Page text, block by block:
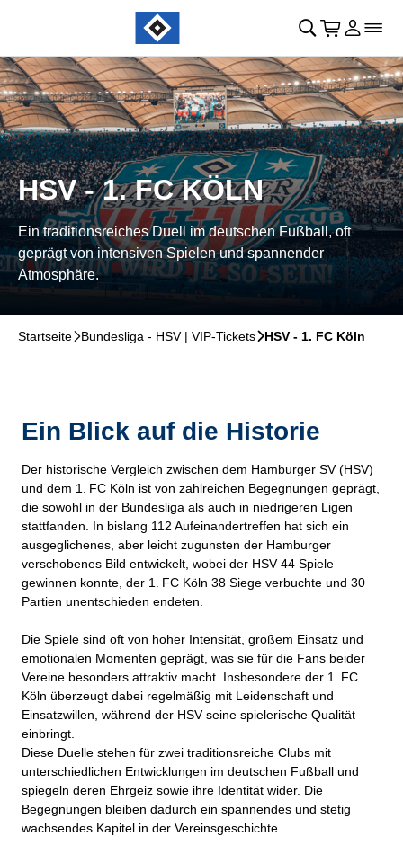
􀊫 􀍩 Login
􀉩􀌇
HSV - 1. FC KÖLN
Ein traditionsreiches Duell im deutschen Fußball, oft
geprägt von intensiven Spielen und spannender
Atmosphäre.
Startseite􀆊Bundesliga - HSV | VIP-Tickets􀆊HSV - 1. FC Köln
Ein Blick auf die Historie
Der historische Vergleich zwischen dem Hamburger SV (HSV)
und dem 1. FC Köln ist von zahlreichen Begegnungen geprägt,
die sowohl in der Bundesliga als auch in niedrigeren Ligen
stattfanden. In bislang 112 Aufeinandertreffen hat sich ein
ausgeglichenes, aber leicht zugunsten der Hamburger
verschobenes Bild entwickelt, wobei der HSV 44 Spiele
gewinnen konnte, der 1. FC Köln 38 Siege verbuchte und 30
Partien unentschieden endeten.
Die Spiele sind oft von hoher Intensität, großem Einsatz und
emotionalen Momenten geprägt, was sie für die Fans beider
Vereine besonders attraktiv macht. Insbesondere der 1. FC
Köln überzeugt dabei regelmäßig mit Leidenschaft und
Einsatzwillen, während der HSV seine spielerische Qualität
einbringt.
Diese Duelle stehen für zwei traditionsreiche Clubs mit
unterschiedlichen Entwicklungen im deutschen Fußball und
spiegeln deren Ehrgeiz sowie ihre Identität wider. Die
Begegnungen bleiben dadurch ein spannendes und stetig
wachsendes Kapitel in der Vereinsgeschichte.